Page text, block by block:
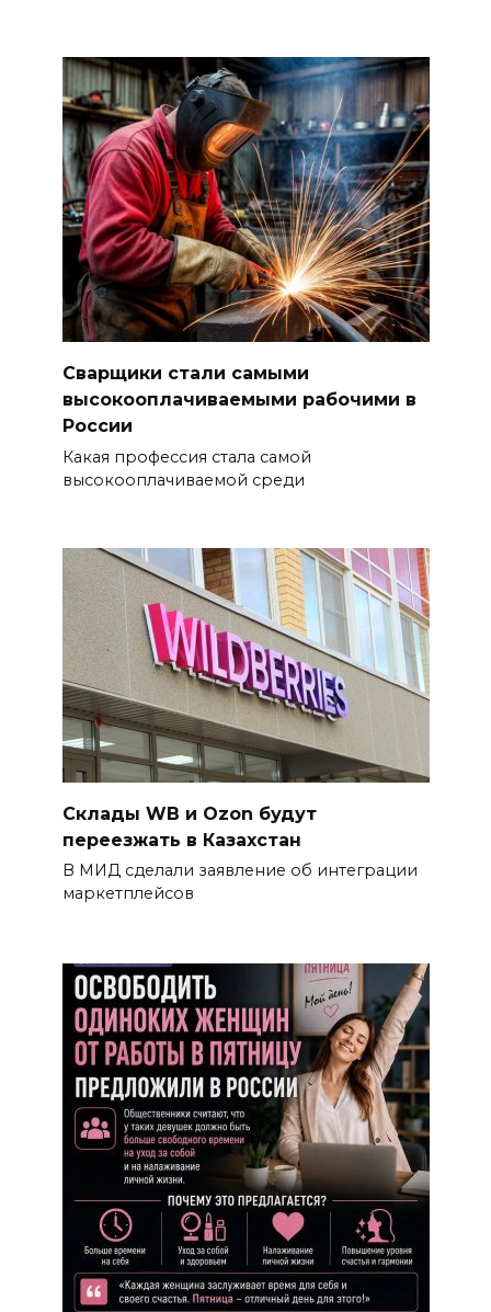
Сварщики стали самыми
высокооплачиваемыми рабочими в
России
Какая профессия стала самой
высокооплачиваемой среди
Склады WB и Ozon будут
переезжать в Казахстан
В МИД сделали заявление об интеграции
маркетплейсов